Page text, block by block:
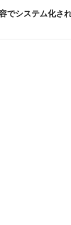
でシステム化さ